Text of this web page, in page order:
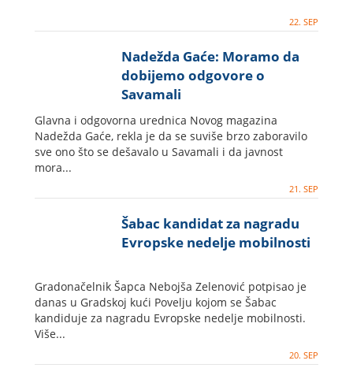
22. SEP
Nadežda Gaće: Moramo da
dobijemo odgovore o
Savamali
Glavna i odgovorna urednica Novog magazina
Nadežda Gaće, rekla je da se suviše brzo zaboravilo
sve ono što se dešavalo u Savamali i da javnost
mora...
21. SEP
Šabac kandidat za nagradu
Evropske nedelje mobilnosti
Gradonačelnik Šapca Nebojša Zelenović potpisao je
danas u Gradskoj kući Povelju kojom se Šabac
kandiduje za nagradu Evropske nedelje mobilnosti.
Više...
20. SEP